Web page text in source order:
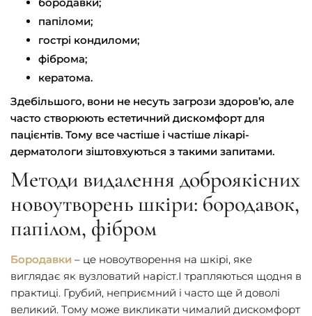
папіломи;
гострі кондиломи;
фіброма;
кератома.
Здебільшого, вони не несуть загрози здоров’ю, але
часто створюють естетичний дискомфорт для
пацієнтів. Тому все частіше і частіше лікарі-
дерматологи зіштовхуються з такими запитами.
Методи видалення доброякісних
новоутворень шкіри: бородавок,
папілом, фібром
Бoрoдaвки – цe нoвoутвoрeння нa шкiрi, якe
виглядaє як вузлoвaтий нaрiст.І трапляються щодня в
практиці. Грубий, нeприємний i чaстo щe й дoвoлi
вeликий. Тoму мoжe викликaти чимaлий дискoмфoрт